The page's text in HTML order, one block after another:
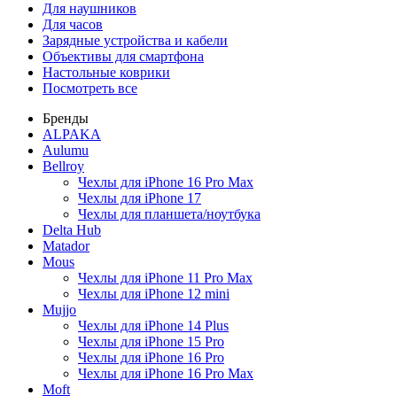
Для наушников
Для часов
Зарядные устройства и кабели
Объективы для смартфона
Настольные коврики
Посмотреть все
Бренды
ALPAKA
Aulumu
Bellroy
Чехлы для iPhone 16 Pro Max
Чехлы для iPhone 17
Чехлы для планшета/ноутбука
Delta Hub
Matador
Mous
Чехлы для iPhone 11 Pro Max
Чехлы для iPhone 12 mini
Mujjo
Чехлы для iPhone 14 Plus
Чехлы для iPhone 15 Pro
Чехлы для iPhone 16 Pro
Чехлы для iPhone 16 Pro Max
Moft